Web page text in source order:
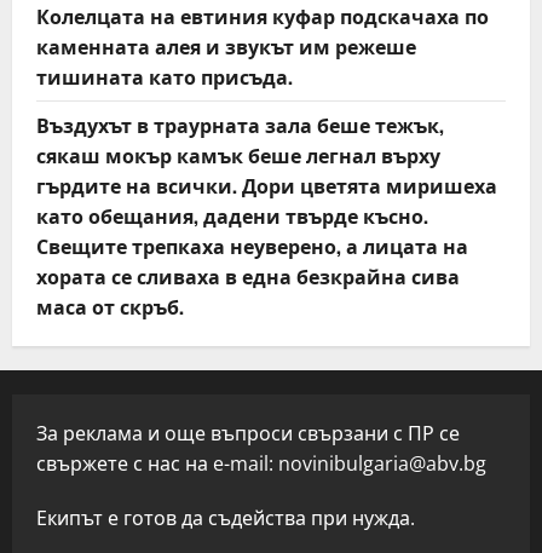
Колелцата на евтиния куфар подскачаха по
каменната алея и звукът им режеше
тишината като присъда.
Въздухът в траурната зала беше тежък,
сякаш мокър камък беше легнал върху
гърдите на всички. Дори цветята миришеха
като обещания, дадени твърде късно.
Свещите трепкаха неуверено, а лицата на
хората се сливаха в една безкрайна сива
маса от скръб.
За реклама и още въпроси свързани с ПР се
свържете с нас на e-mail: novinibulgaria@abv.bg
Екипът е готов да съдейства при нужда.